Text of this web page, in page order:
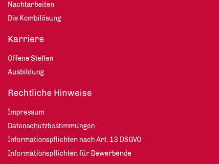
Nachtarbeiten
Die Kombilösung
Karriere
Offene Stellen
Ausbildung
Rechtliche Hinweise
Impressum
Datenschutzbestimmungen
Informationspflichten nach Art. 13 DSGVO
Informationspflichten für Bewerbende